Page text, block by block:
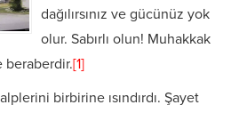
dağılırsınız ve gücünüz yok
olur. Sabırlı olun! Muhakkak
beraberdir.[1]
birbirine ısındırdı. Şayet